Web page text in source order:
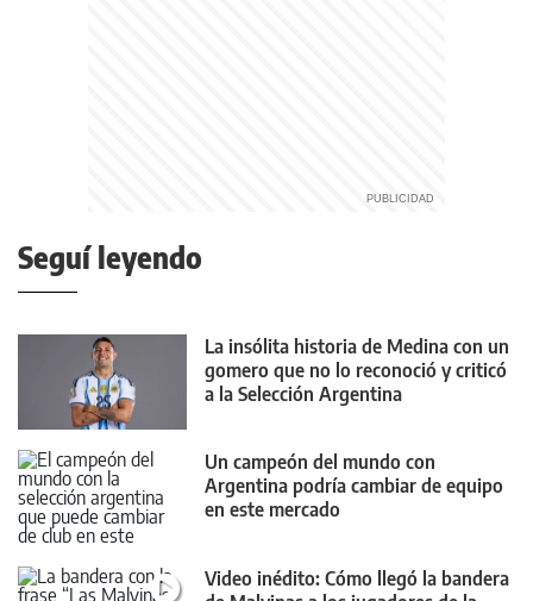
Seguí leyendo
La insólita historia de Medina con un
gomero que no lo reconoció y criticó
a la Selección Argentina
Un campeón del mundo con
Argentina podría cambiar de equipo
en este mercado
Video inédito: Cómo llegó la bandera